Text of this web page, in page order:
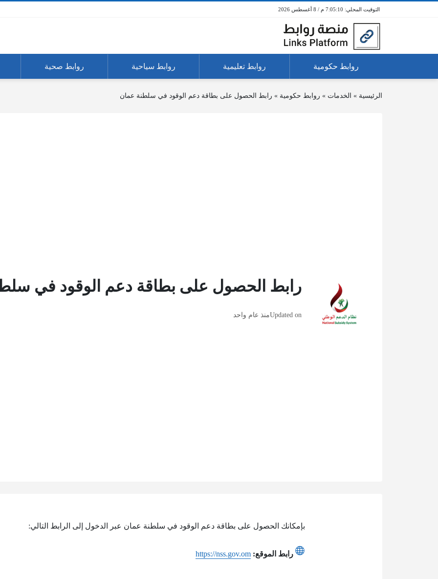
7:05:10 م / 8 أغسطس 2026
روابط حكومية روابط تعليمية روابط سياحية روابط صحية
الرئيسية » الخدمات » روابط حكومية » رابط الحصول على بطاقة دعم الوقود في سلطنة عمان
رابط الحصول على بطاقة دعم الوقود في
Updated onمنذ عام واحد
بإمكانك الحصول على بطاقة دعم الوقود في سلطنة عمان عبر الدخول إلى الرابط التالي:
رابط الموقع: https://nss.gov.om